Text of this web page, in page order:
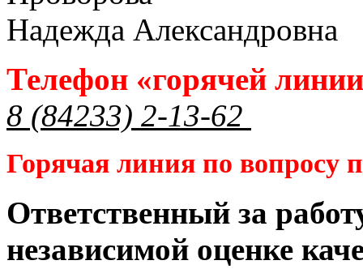
Надежда Александровна
Телефон «горячей
8 (84233) 2-13-62
Горячая линия по вопросу
Ответственный за
независимой оценке